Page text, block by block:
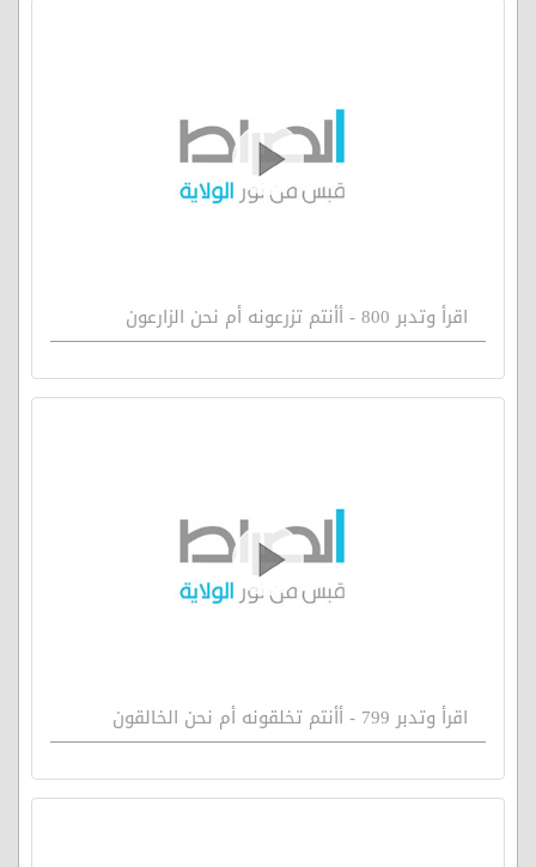
اقرأ وتدبر 800 - أأنتم تزرعونه أم نحن الزارعون
اقرأ وتدبر 799 - أأنتم تخلقونه أم نحن الخالقون